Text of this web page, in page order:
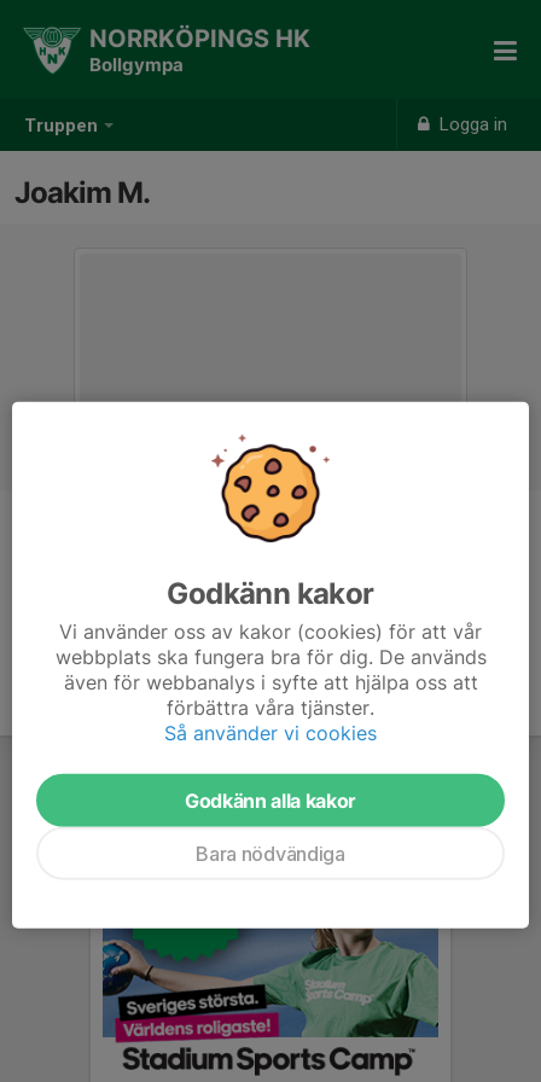
Truppen Logga in
NORRKÖPINGS HK
Bollgympa
Joakim M.
Tränare
Godkänn kakor
Vi använder oss av kakor (cookies) för att vår
webbplats ska fungera bra för dig. De används
även för webbanalys i syfte att hjälpa oss att
förbättra våra tjänster.
Så använder vi cookies
Godkänn alla kakor
Bara nödvändiga